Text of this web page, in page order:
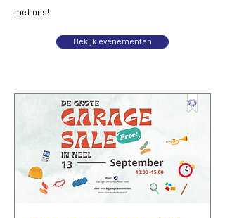
met ons!
Bekijk evenementen